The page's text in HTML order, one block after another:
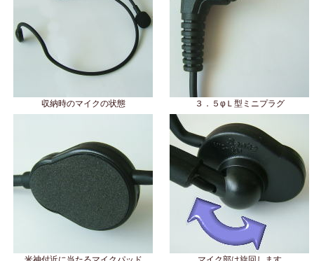
収納時のマイクの状態 ３．５φＬ型ミニプラグ